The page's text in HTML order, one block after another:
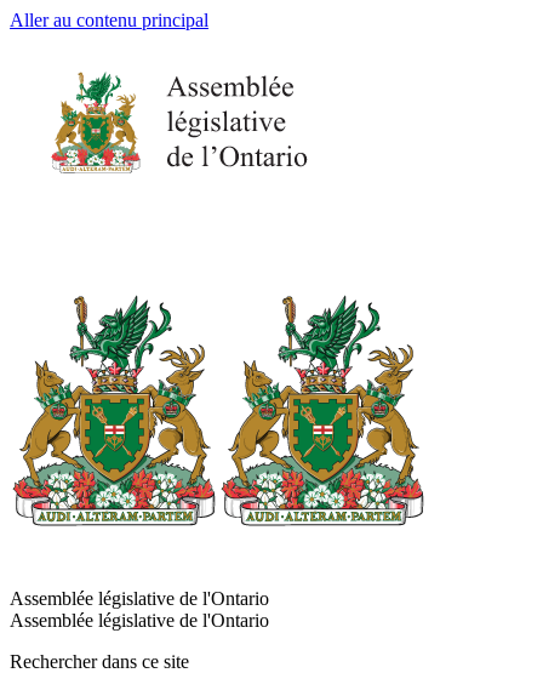
Aller au contenu principal
Assemblée législative de l'Ontario
Assemblée législative de l'Ontario
Rechercher dans ce site